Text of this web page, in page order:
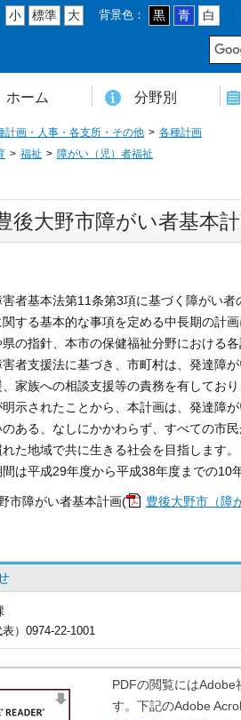
小 標準 大 背景色： 黒 青 白
ホーム 分野別
登録・戸籍・印鑑・マイナンバー
年金・国民健康保険・後期高齢者医療
・文化・スポーツ・人権・男女共同参画
・医療・介護・福祉・食育
・防災・安全・環境・ごみ・住宅・水道
・労働・消費者行政
・契約・工事・委託
・林業・農業委員会事務局
・都市計画・地籍・交通
・選管・監査
づくり・財政・管財・各種計画・人事・
舎案内図
案内
組織
・世帯数・高齢者人口
大野市の概要
大野市の歴史
経過
・市民憲章・市花・市木等
大野市友好交流協定
大野市のすがた
大野市の観光
大野市の各種計画
こそ市長室へ
市民
大野市ふるさと大使
計画・人事・各支所・その他
各種計画
福祉
障がい（児）者福祉
後大野市障がい者基本
者基本法第11条第3項に基づく障がい
する基本的な事項を定める中長期の計
の指針、本市の保健福祉分野における
害者支援法に基づき、市町村は、発達障
家族への相談支援等の責務を有してお
明示されたことから、本計画は、発達障
のある、なしにかかわらず、すべての市
た地域で共に生きる社会を目指します。
は平成29年度から平成38年度までの10
市障がい者基本計画( 豊後大野市（障
表）0974-22-1001
PDFの閲覧には
す。下記のAdobe